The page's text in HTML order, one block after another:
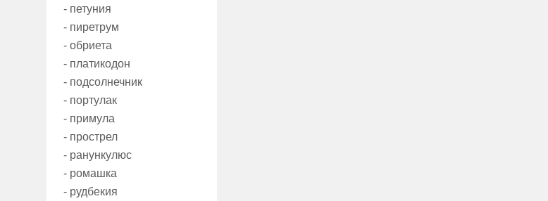
- петуния
- пиретрум
- обриета
- платикодон
- подсолнечник
- портулак
- примула
- прострел
- ранункулюс
- ромашка
- рудбекия